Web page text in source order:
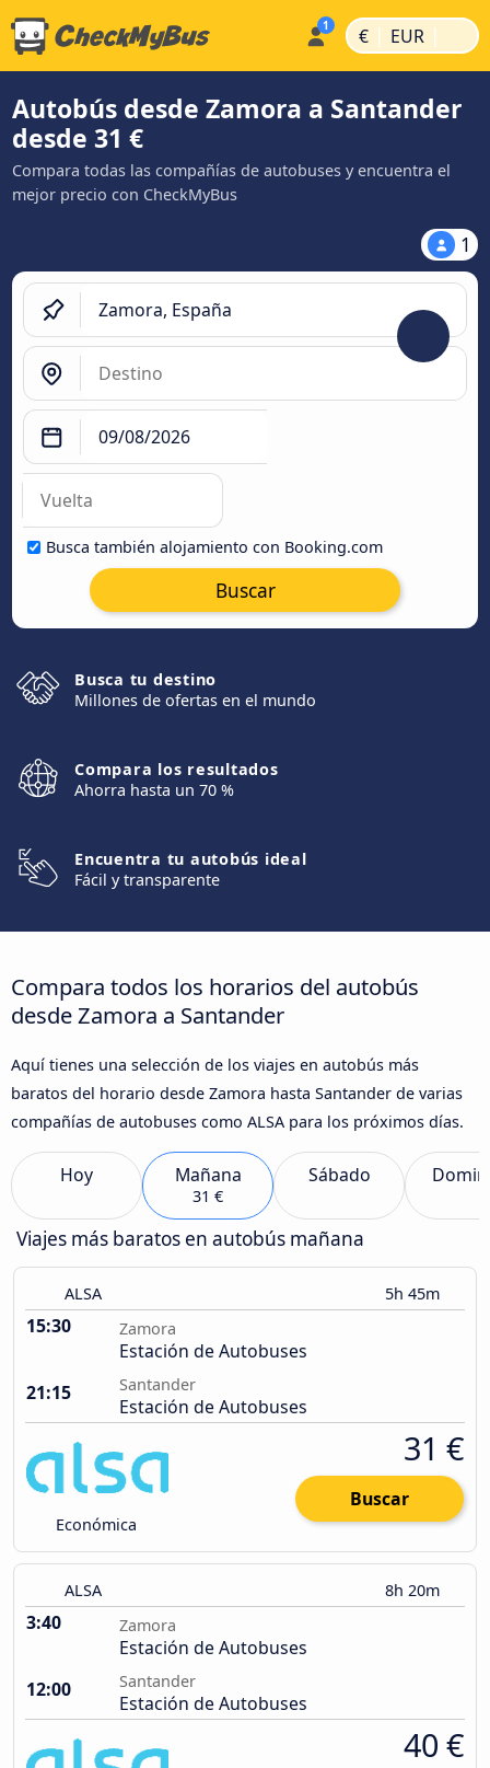
€ | EUR |
Autobús desde Zamora a Santander
desde 31 €
Compara todas las compañías de autobuses y encuentra el
mejor precio con CheckMyBus
1
Busca también alojamiento con Booking.com
Buscar
Busca tu destino
Millones de ofertas en el mundo
Compara los resultados
Ahorra hasta un 70 %
Encuentra tu autobús ideal
Fácil y transparente
Compara todos los horarios del autobús
desde Zamora a Santander
Aquí tienes una selección de los viajes en autobús más
baratos del horario desde Zamora hasta Santander de varias
compañías de autobuses como ALSA para los próximos días.
Hoy Mañana
31 €
Sábado
Viajes más baratos en autobús mañana
ALSA 5h 45m
15:30 Zamora
Estación de Autobuses
21:15
Santander
Estación de Autobuses
Económica
31 €
Buscar
ALSA 8h 20m
3:40 Zamora
Estación de Autobuses
12:00
Santander
Estación de Autobuses
40 €